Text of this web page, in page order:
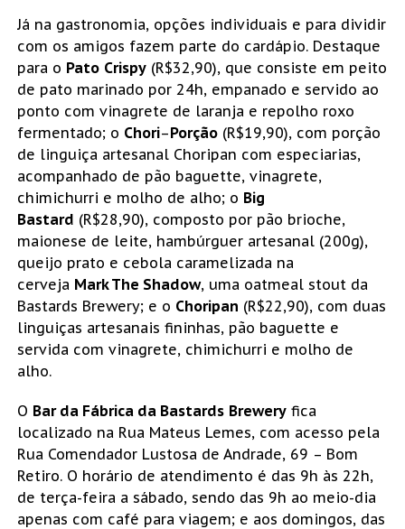
Já na gastronomia, opções individuais e para dividir
com os amigos fazem parte do cardápio. Destaque
para o Pato Crispy(R$32,90), que consiste em peito
de pato marinado por 24h, empanado e servido ao
ponto com vinagrete de laranja e repolho roxo
fermentado; o Chori–Porção(R$19,90), com porção
de linguiça artesanal Choripan com especiarias,
acompanhado de pão baguette, vinagrete,
chimichurri e molho de alho; o Big
Bastard (R$28,90), composto por pão brioche,
maionese de leite, hambúrguer artesanal (200g),
queijo prato e cebola caramelizada na
cerveja Mark The Shadow, uma oatmeal stout da
Bastards Brewery; e o Choripan (R$22,90), com duas
linguiças artesanais fininhas, pão baguette e
servida com vinagrete, chimichurri e molho de
alho.
O Bar da Fábrica da Bastards Breweryfica
localizado na Rua Mateus Lemes, com acesso pela
Rua Comendador Lustosa de Andrade, 69 – Bom
Retiro. O horário de atendimento é das 9h às 22h,
de terça-feira a sábado, sendo das 9h ao meio-dia
apenas com café para viagem; e aos domingos, das